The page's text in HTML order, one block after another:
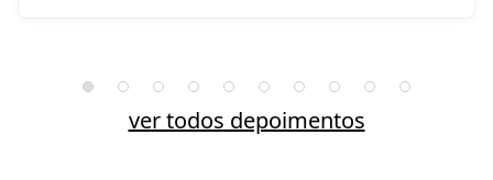
ver todos depoimentos